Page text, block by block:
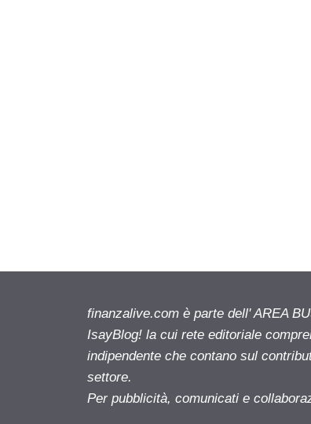
finanzalive.com è parte dell' AREA
IsayBlog! la cui rete editoriale
indipendente che contano sul
settore.
Per pubblicità, comunicati e